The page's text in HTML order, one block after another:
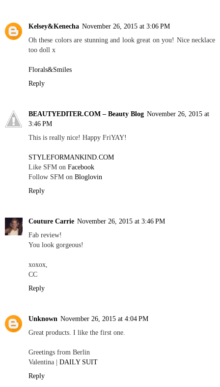
Kelsey&Kenecha November 26, 2015 at 3:06 PM
Oh these colors are stunning and look great on you! Nice necklace
too doll x
Florals&Smiles
Reply
BEAUTYEDITER.COM – Beauty Blog November 26, 2015 at
3:46 PM
This is really nice! Happy FriYAY!
STYLEFORMANKIND.COM
Like SFM on Facebook
Follow SFM on Bloglovin
Reply
Couture Carrie November 26, 2015 at 3:46 PM
Fab review!
You look gorgeous!
xoxox,
CC
Reply
Unknown November 26, 2015 at 4:04 PM
Great products. I like the first one.
Greetings from Berlin
Valentina | DAILY SUIT
Reply